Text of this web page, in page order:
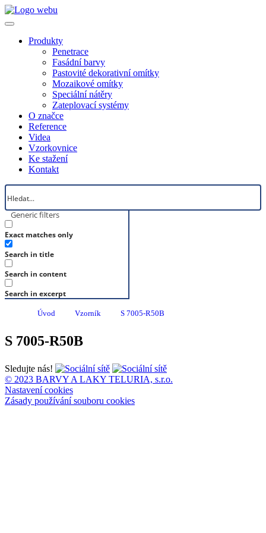
Produkty
Penetrace
Fasádní barvy
Pastovité dekorativní omítky
Mozaikové omítky
Speciální nátěry
Zateplovací systémy
O značce
Reference
Videa
Vzorkovnice
Ke stažení
Kontakt
Generic filters
Exact matches only
Search in title
Search in content
Search in excerpt
Úvod Vzorník S 7005-R50B
S 7005-R50B
Sledujte nás!
© 2023 BARVY A LAKY TELURIA, s.r.o.
Nastavení cookies
Zásady používání souboru cookies